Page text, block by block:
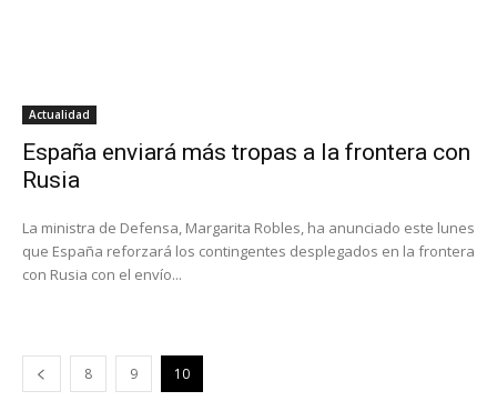
Actualidad
España enviará más tropas a la frontera con
Rusia
La ministra de Defensa, Margarita Robles, ha anunciado este lunes
que España reforzará los contingentes desplegados en la frontera
con Rusia con el envío...
8 9 10